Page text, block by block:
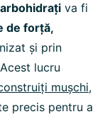
va fi
de forță,
și prin
lucru
mușchi,
precis pentru a